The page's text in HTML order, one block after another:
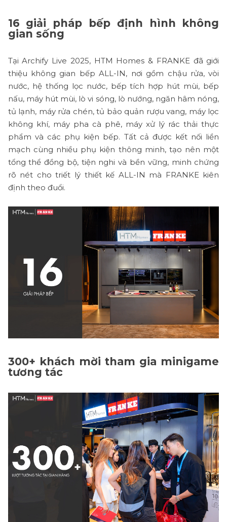
16 giải pháp bếp định hình không
gian sống
Tại Archify Live 2025, HTM Homes & FRANKE đã giới
thiệu không gian bếp ALL-IN, nơi gồm chậu rửa, vòi
nước, hệ thống lọc nước, bếp tích hợp hút mùi, bếp
nấu, máy hút mùi, lò vi sóng, lò nướng, ngăn hâm nóng,
tủ lạnh, máy rửa chén, tủ bảo quản rượu vang, máy lọc
không khí, máy pha cà phê, máy xử lý rác thải thực
phẩm và các phụ kiện bếp. Tất cả được kết nối liền
mạch cùng nhiều phụ kiện thông minh, tạo nên một
tổng thể đồng bộ, tiện nghi và bền vững, minh chứng
rõ nét cho triết lý thiết kế ALL-IN mà FRANKE kiên
định theo đuổi.
300+ khách mời tham gia minigame
tương tác